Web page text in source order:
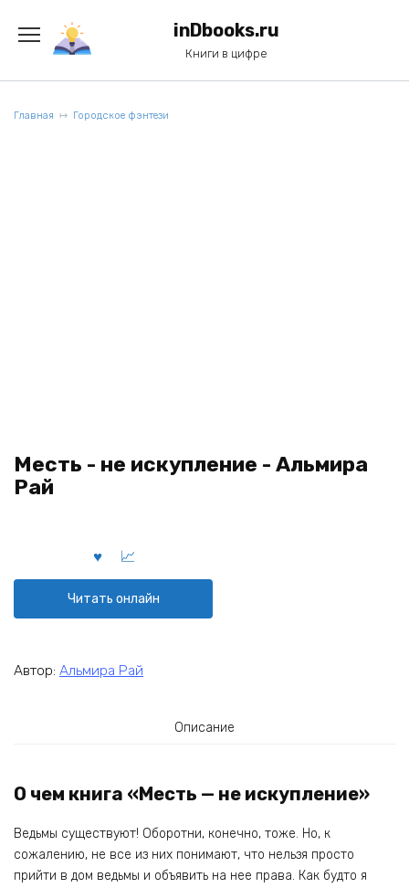
содержанию
inDbooks.ru
Книги в цифре
Главная Городское фэнтези
Месть - не искупление - Альмира
Рай
Читать онлайн
Автор: Альмира Рай
Описание
О чем книга «Месть — не искупление»
Ведьмы существуют! Оборотни, конечно, тоже. Но, к
сожалению, не все из них понимают, что нельзя просто
прийти в дом ведьмы и объявить на нее права. Как будто я